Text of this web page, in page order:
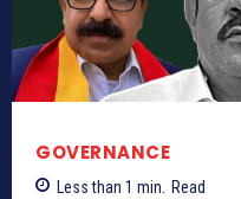
GOVERNANCE
Less than 1 min. Read